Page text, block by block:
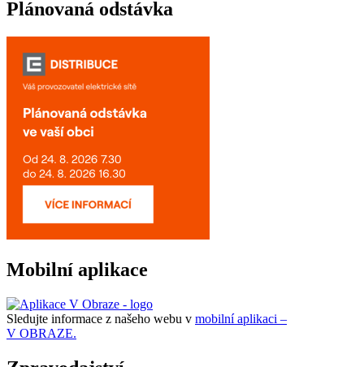
Plánovaná odstávka
Mobilní aplikace
Sledujte informace z našeho webu v mobilní aplikaci –
V OBRAZE.